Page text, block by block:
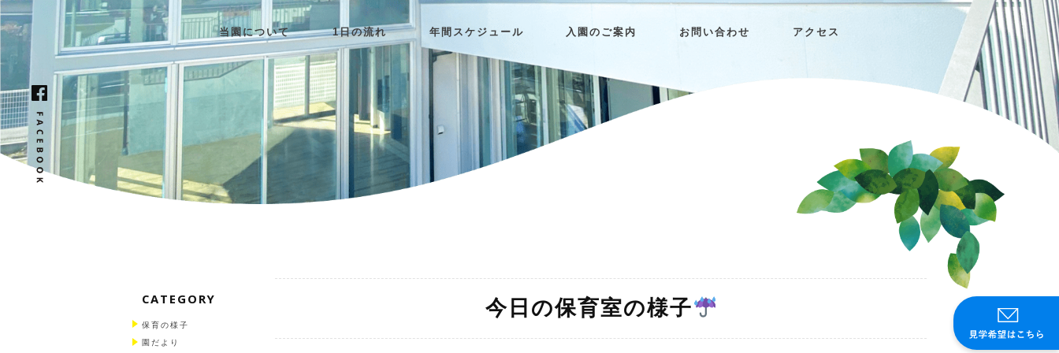
当園について 1日の流れ 年間スケジュール 入園のご案内 お問い合わせ アクセス
今日の保育室の様子
CATEGORY
保育の様子
園だより